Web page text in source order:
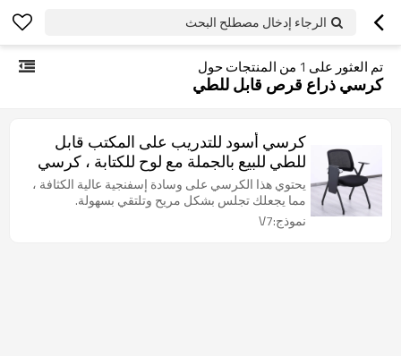
الرجاء إدخال مصطلح البحث
تم العثور على 1 من المنتجات حول
كرسي ذراع قرص قابل للطي
كرسي أسود للتدريب على المكتب قابل
للطي للبيع بالجملة مع لوح للكتابة ، كرسي
بذراع للضيف ، يتراكم في غرفة انتظار
اجتماعات المؤتمر
يحتوي هذا الكرسي على وسادة إسفنجية عالية الكثافة ،
مما يجعلك تجلس بشكل مريح وتلتقي بسهولة.
نموذج:V7